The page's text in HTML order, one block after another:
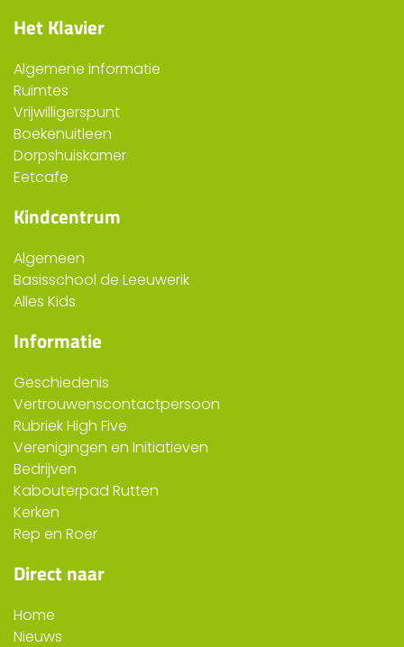
Het Klavier
Algemene informatie
Ruimtes
Vrijwilligerspunt
Boekenuitleen
Dorpshuiskamer
Eetcafe
Kindcentrum
Algemeen
Basisschool de Leeuwerik
Alles Kids
Informatie
Geschiedenis
Vertrouwenscontactpersoon
Rubriek High Five
Verenigingen en Initiatieven
Bedrijven
Kabouterpad Rutten
Kerken
Rep en Roer
Direct naar
Home
Nieuws